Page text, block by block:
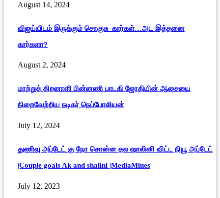
August 14, 2024
விஜய்யிடம் இருக்கும் சொகுசு கார்கள்…அட இத்தனை
கார்களா?
August 2, 2024
மாற்றுத் திறனாளி பின்னணி பாடகி ஜோதியின் ஆசையை
நிறைவேற்றிய நடிகர் நெப்போலியன்
July 12, 2024
துணிவு அப்டேட் கு நோ சொன்ன தல ஷாலினி விட்ட நியூ அப்டேட்
|Couple goals Ak and shalini |MediaMines
July 12, 2023